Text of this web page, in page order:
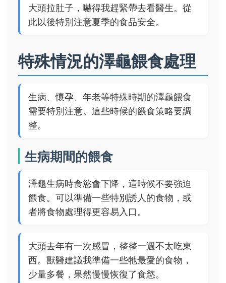
大頭拉肚子，嚇得我趕緊帶去看醫生。從
此以後特別注意夏季的食品安全。
特殊情況的澤龜餵食處理
生病、懷孕、年老等特殊時期的澤龜餵食
需要特別注意。這些時候的餵食策略要調
整。
生病期間的餵食
澤龜生病時食慾會下降，這時候不要強迫
餵食。可以準備一些特別誘人的食物，或
者將食物處理得更容易入口。
大頭去年有一次感冒，整整一週不太吃東
西。獸醫建議我準備一些牠最愛的食物，
少量多餐，果然慢慢恢復了食慾。